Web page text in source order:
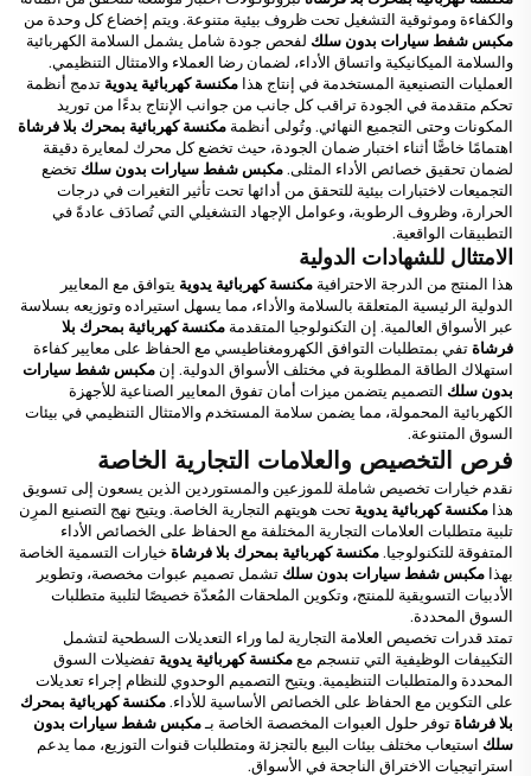
والكفاءة وموثوقية التشغيل تحت ظروف بيئية متنوعة. ويتم إخضاع كل وحدة من
مكبس شفط سيارات بدون سلك لفحص جودة شامل يشمل السلامة الكهربائية
والسلامة الميكانيكية واتساق الأداء، لضمان رضا العملاء والامتثال التنظيمي.
العمليات التصنيعية المستخدمة في إنتاج هذا مكنسة كهربائية يدوية تدمج أنظمة
تحكم متقدمة في الجودة تراقب كل جانب من جوانب الإنتاج بدءًا من توريد
المكونات وحتى التجميع النهائي. وتُولى أنظمة مكنسة كهربائية بمحرك بلا فرشاة
اهتمامًا خاصًّا أثناء اختبار ضمان الجودة، حيث تخضع كل محرك لمعايرة دقيقة
لضمان تحقيق خصائص الأداء المثلى. مكبس شفط سيارات بدون سلك تخضع
التجميعات لاختبارات بيئية للتحقق من أدائها تحت تأثير التغيرات في درجات
الحرارة، وظروف الرطوبة، وعوامل الإجهاد التشغيلي التي تُصادَف عادةً في
التطبيقات الواقعية.
الامتثال للشهادات الدولية
هذا المنتج من الدرجة الاحترافية مكنسة كهربائية يدوية يتوافق مع المعايير
الدولية الرئيسية المتعلقة بالسلامة والأداء، مما يسهل استيراده وتوزيعه بسلاسة
عبر الأسواق العالمية. إن التكنولوجيا المتقدمة مكنسة كهربائية بمحرك بلا
فرشاةتفي بمتطلبات التوافق الكهرومغناطيسي مع الحفاظ على معايير كفاءة
استهلاك الطاقة المطلوبة في مختلف الأسواق الدولية. إن مكبس شفط سيارات
بدون سلك التصميم يتضمن ميزات أمان تفوق المعايير الصناعية للأجهزة
الكهربائية المحمولة، مما يضمن سلامة المستخدم والامتثال التنظيمي في بيئات
السوق المتنوعة.
فرص التخصيص والعلامات التجارية الخاصة
نقدم خيارات تخصيص شاملة للموزعين والمستوردين الذين يسعون إلى تسويق
هذا مكنسة كهربائية يدوية تحت هويتهم التجارية الخاصة. ويتيح نهج التصنيع المرِن
تلبية متطلبات العلامات التجارية المختلفة مع الحفاظ على الخصائص الأداء
المتفوقة للتكنولوجيا. مكنسة كهربائية بمحرك بلا فرشاة خيارات التسمية الخاصة
بهذا مكبس شفط سيارات بدون سلك تشمل تصميم عبوات مخصصة، وتطوير
الأدبيات التسويقية للمنتج، وتكوين الملحقات المُعدّة خصيصًا لتلبية متطلبات
السوق المحددة.
تمتد قدرات تخصيص العلامة التجارية لما وراء التعديلات السطحية لتشمل
التكييفات الوظيفية التي تنسجم مع مكنسة كهربائية يدوية تفضيلات السوق
المحددة والمتطلبات التنظيمية. ويتيح التصميم الوحدوي للنظام إجراء تعديلات
على التكوين مع الحفاظ على الخصائص الأساسية للأداء. مكنسة كهربائية بمحرك
بلا فرشاةتوفر حلول العبوات المخصصة الخاصة بـمكبس شفط سيارات بدون
سلك استيعاب مختلف بيئات البيع بالتجزئة ومتطلبات قنوات التوزيع، مما يدعم
استراتيجيات الاختراق الناجحة في الأسواق.